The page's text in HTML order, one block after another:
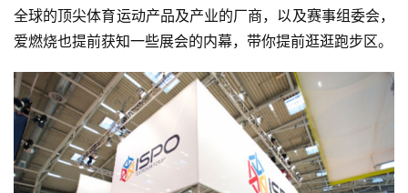
全球的顶尖体育运动产品及产业的厂商，以及赛事组委会，
爱燃烧也提前获知一些展会的内幕，带你提前逛逛跑步区。